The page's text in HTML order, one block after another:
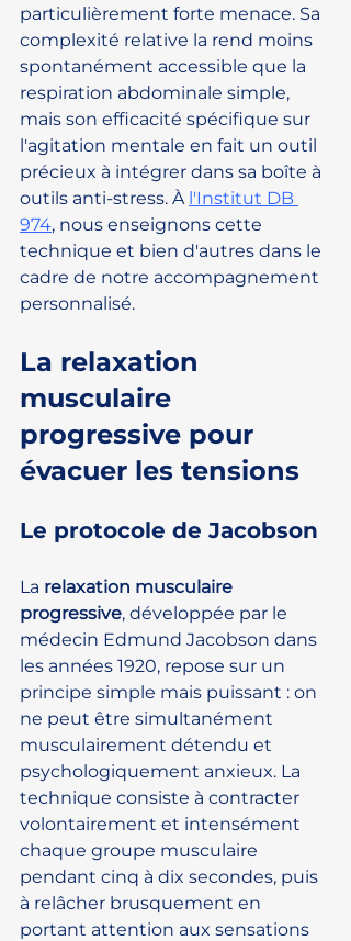
particulièrement forte menace. Sa
complexité relative la rend moins
spontanément accessible que la
respiration abdominale simple,
mais son efficacité spécifique sur
l'agitation mentale en fait un outil
précieux à intégrer dans sa boîte à
outils anti-stress. À l'Institut DB
974, nous enseignons cette
technique et bien d'autres dans le
cadre de notre accompagnement
personnalisé.
La relaxation
musculaire
progressive pour
évacuer les tensions
Le protocole de Jacobson
La relaxation musculaire
progressive, développée par le
médecin Edmund Jacobson dans
les années 1920, repose sur un
principe simple mais puissant : on
ne peut être simultanément
musculairement détendu et
psychologiquement anxieux. La
technique consiste à contracter
volontairement et intensément
chaque groupe musculaire
pendant cinq à dix secondes, puis
à relâcher brusquement en
portant attention aux sensations